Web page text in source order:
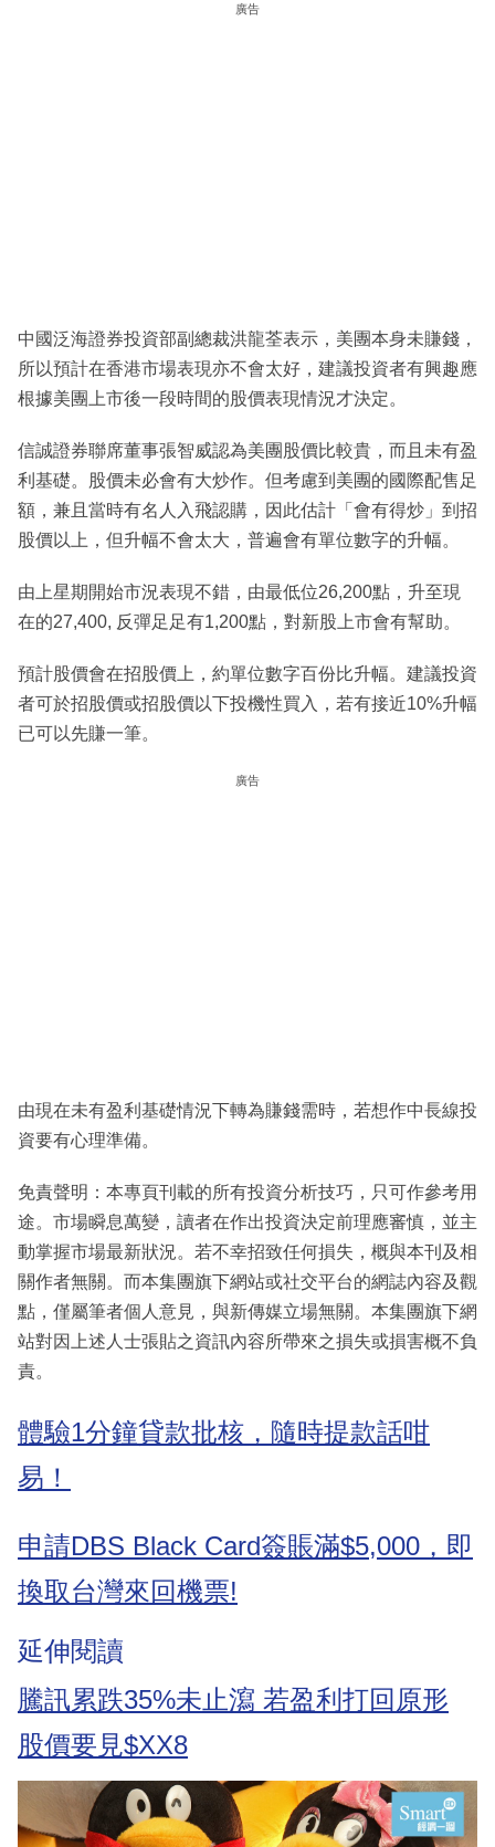
廣告
中國泛海證券投資部副總裁洪龍荃表示，美團本身未賺錢，
所以預計在香港市場表現亦不會太好，建議投資者有興趣應
根據美團上市後一段時間的股價表現情況才決定。
信誠證券聯席董事張智威認為美團股價比較貴，而且未有盈
利基礎。股價未必會有大炒作。但考慮到美團的國際配售足
額，兼且當時有名人入飛認購，因此估計「會有得炒」到招
股價以上，但升幅不會太大，普遍會有單位數字的升幅。
由上星期開始市況表現不錯，由最低位26,200點，升至現
在的27,400, 反彈足足有1,200點，對新股上市會有幫助。
預計股價會在招股價上，約單位數字百份比升幅。建議投資
者可於招股價或招股價以下投機性買入，若有接近10%升幅
已可以先賺一筆。
廣告
由現在未有盈利基礎情況下轉為賺錢需時，若想作中長線投
資要有心理準備。
免責聲明：本專頁刊載的所有投資分析技巧，只可作參考用
途。市場瞬息萬變，讀者在作出投資決定前理應審慎，並主
動掌握市場最新狀況。若不幸招致任何損失，概與本刊及相
關作者無關。而本集團旗下網站或社交平台的網誌內容及觀
點，僅屬筆者個人意見，與新傳媒立場無關。本集團旗下網
站對因上述人士張貼之資訊內容所帶來之損失或損害概不負
責。
體驗1分鐘貸款批核，隨時提款話咁
易！
申請DBS Black Card簽賬滿$5,000，即
換取台灣來回機票!
延伸閱讀
騰訊累跌35%未止瀉 若盈利打回原形
股價要見$XX8